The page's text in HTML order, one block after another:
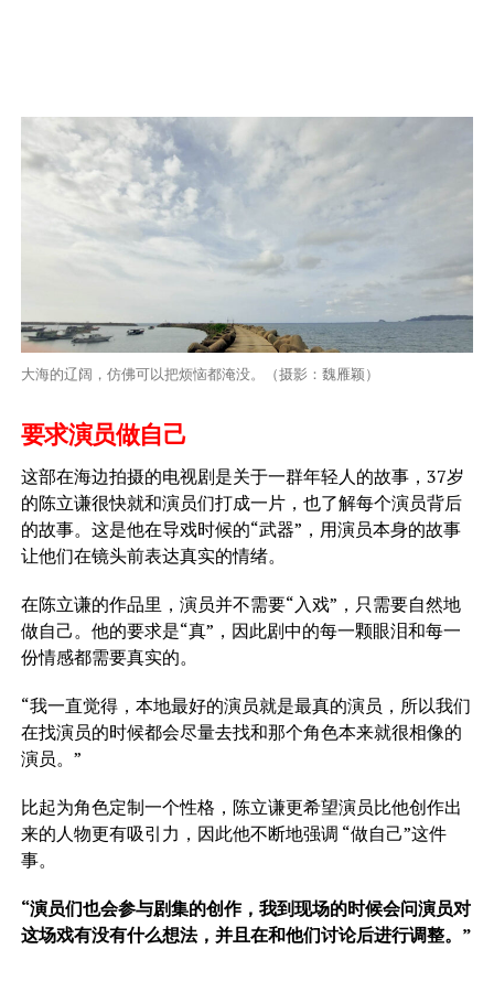
大海的辽阔，仿佛可以把烦恼都淹没。（摄影：魏雁颖）
要求演员做自己
这部在海边拍摄的电视剧是关于一群年轻人的故事，37岁
的陈立谦很快就和演员们打成一片，也了解每个演员背后
的故事。这是他在导戏时候的“武器”，用演员本身的故事
让他们在镜头前表达真实的情绪。
在陈立谦的作品里，演员并不需要“入戏”，只需要自然地
做自己。他的要求是“真”，因此剧中的每一颗眼泪和每一
份情感都需要真实的。
“我一直觉得，本地最好的演员就是最真的演员，所以我们
在找演员的时候都会尽量去找和那个角色本来就很相像的
演员。”
比起为角色定制一个性格，陈立谦更希望演员比他创作出
来的人物更有吸引力，因此他不断地强调 “做自己”这件
事。
“演员们也会参与剧集的创作，我到现场的时候会问演员对
这场戏有没有什么想法，并且在和他们讨论后进行调整。 ”